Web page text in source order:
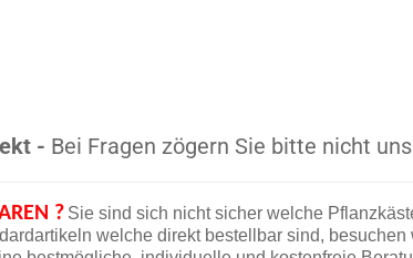
- Bei Fragen zögern Sie bitte nicht
? Sie sind sich nicht sicher welche
welche direkt bestellbar sind,